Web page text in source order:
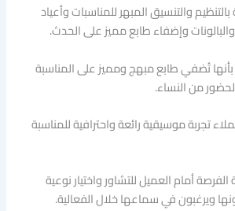
والتنسيق المبهر للمناسبات وأعياد
وإضفاء طابع مميز على الحدث.
تُضفي طابع مبهج ومميز على المناسبة
من النساء.
تجربة موسيقية رائعة واحترافية للمناسبة
أمام العميل للتشاور واختيار نوعية
ويرغبون في سماعها خلال الفعالية.